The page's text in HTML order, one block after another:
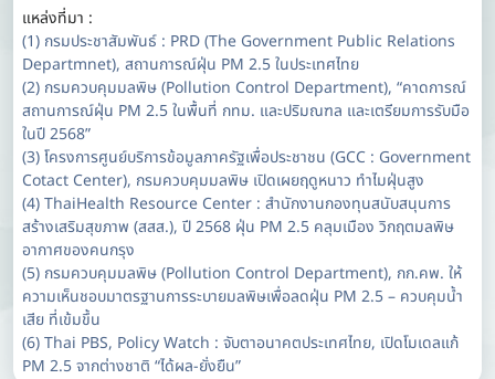
แหล่งที่มา :
(1) กรมประชาสัมพันธ์ : PRD (The Government Public Relations
Departmnet), สถานการณ์ฝุ่น PM 2.5 ในประเทศไทย
(2) กรมควบคุมมลพิษ (Pollution Control Department), “คาดการณ์
สถานการณ์ฝุ่น PM 2.5 ในพื้นที่ กทม. และปริมณฑล และเตรียมการรับมือ
ในปี 2568”
(3) โครงการศูนย์บริการข้อมูลภาครัฐเพื่อประชาชน (GCC : Government
Cotact Center), กรมควบคุมมลพิษ เปิดเผยฤดูหนาว ทำไมฝุ่นสูง
(4) ThaiHealth Resource Center : สำนักงานกองทุนสนับสนุนการ
สร้างเสริมสุขภาพ (สสส.), ปี 2568 ฝุ่น PM 2.5 คลุมเมือง วิกฤตมลพิษ
อากาศของคนกรุง
(5) กรมควบคุมมลพิษ (Pollution Control Department), กก.คพ. ให้
ความเห็นชอบมาตรฐานการระบายมลพิษเพื่อลดฝุ่น PM 2.5 – ควบคุมน้ำ
เสีย ที่เข้มขึ้น
(6) Thai PBS, Policy Watch : จับตาอนาคตประเทศไทย, เปิดโมเดลแก้
PM 2.5 จากต่างชาติ “ได้ผล-ยั่งยืน”